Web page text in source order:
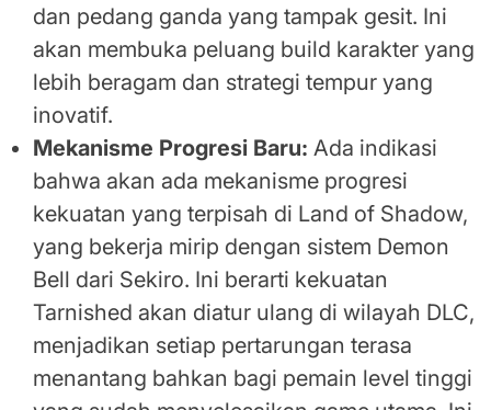
dan pedang ganda yang tampak gesit. Ini
akan membuka peluang build karakter yang
lebih beragam dan strategi tempur yang
inovatif.
Mekanisme Progresi Baru: Ada indikasi
bahwa akan ada mekanisme progresi
kekuatan yang terpisah di Land of Shadow,
yang bekerja mirip dengan sistem Demon
Bell dari Sekiro. Ini berarti kekuatan
Tarnished akan diatur ulang di wilayah DLC,
menjadikan setiap pertarungan terasa
menantang bahkan bagi pemain level tinggi